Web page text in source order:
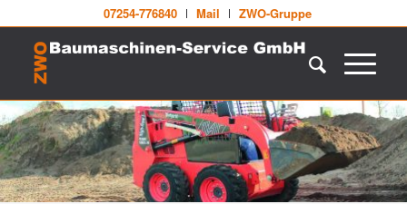
07254-776840 Mail ZWO-Gruppe